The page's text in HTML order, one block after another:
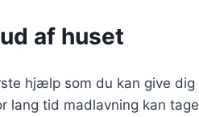
af huset
hjælp som du kan give
lang tid madlavning kan